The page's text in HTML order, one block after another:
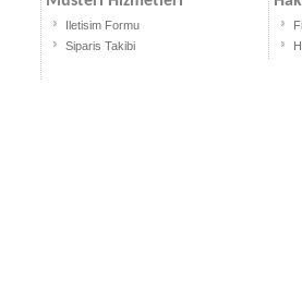
Iletisim Formu
Siparis Takibi